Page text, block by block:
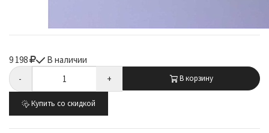
9 198
В наличии
-
+ В корзину
Купить со скидкой